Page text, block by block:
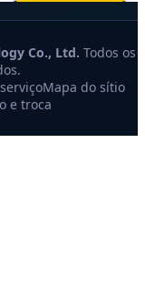
Co., Ltd. Todos os
Mapa do sítio
e troca